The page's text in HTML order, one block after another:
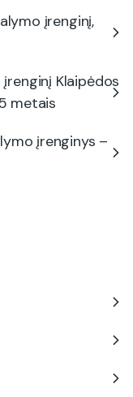
įrenginį,
Klaipėdos
metais
įrenginys –